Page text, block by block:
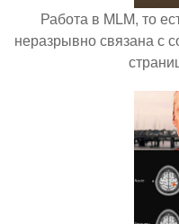
Работа в MLM, то
неразрывно связана с